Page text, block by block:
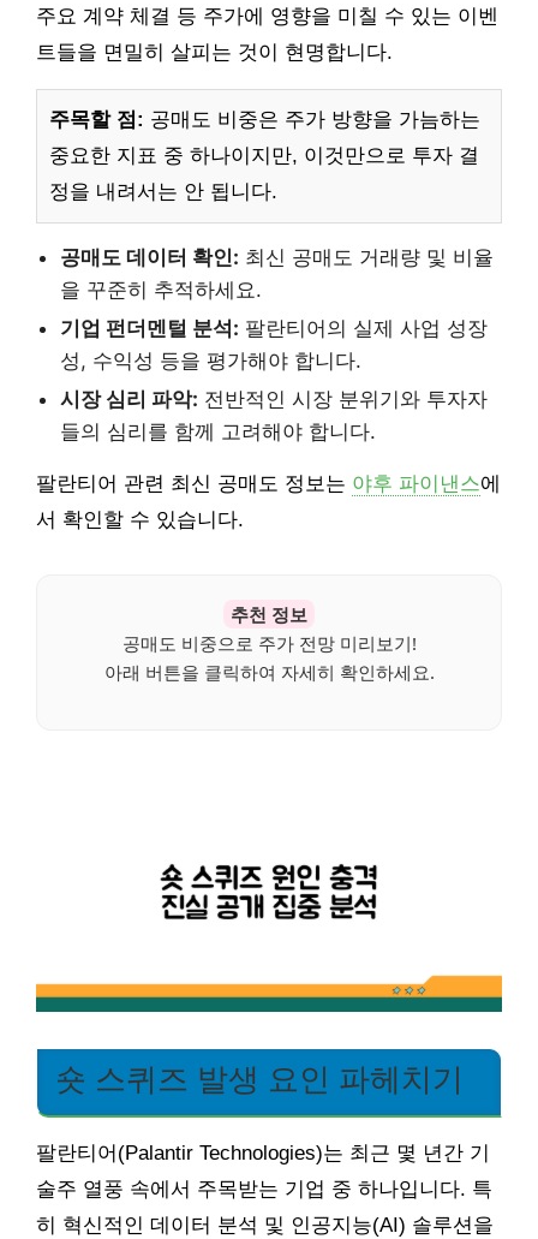
주요 계약 체결 등 주가에 영향을 미칠 수 있는 이벤
트들을 면밀히 살피는 것이 현명합니다.
주목할 점: 공매도 비중은 주가 방향을 가늠하는
중요한 지표 중 하나이지만, 이것만으로 투자 결
정을 내려서는 안 됩니다.
공매도 데이터 확인: 최신 공매도 거래량 및 비율
을 꾸준히 추적하세요.
기업 펀더멘털 분석: 팔란티어의 실제 사업 성장
성, 수익성 등을 평가해야 합니다.
시장 심리 파악: 전반적인 시장 분위기와 투자자
들의 심리를 함께 고려해야 합니다.
팔란티어 관련 최신 공매도 정보는 야후 파이낸스에
서 확인할 수 있습니다.
추천 정보
공매도 비중으로 주가 전망 미리보기!
아래 버튼을 클릭하여 자세히 확인하세요.
숏 스퀴즈 발생 요인 파헤치기
팔란티어(Palantir Technologies)는 최근 몇 년간 기
술주 열풍 속에서 주목받는 기업 중 하나입니다. 특
히 혁신적인 데이터 분석 및 인공지능(AI) 솔루션을